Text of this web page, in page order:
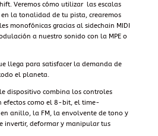
Veremos cómo utilizar las escalas
la tonalidad de tu pista, crearemos
monofónicas gracias al sidechain MIDI
a nuestro sonido con la MPE o
llega para satisfacer la demanda de
el planeta.
dispositivo combina los controles
efectos como el 8-bit, el time-
anillo, la FM, la envolvente de tono y
invertir, deformar y manipular tus